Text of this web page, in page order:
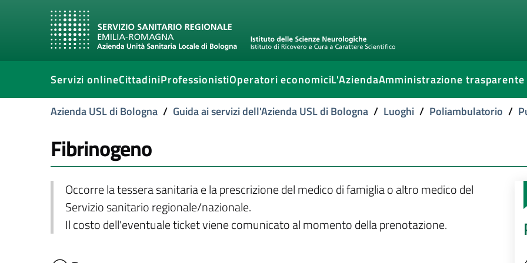
Servizi onlineCittadiniProfessionistiOperatori economiciL'AziendaAmministrazione trasparente
Azienda USL di Bologna / Guida ai servizi dell'Azienda USL di Bologna / Luoghi / Poliambulatorio /
Fibrinogeno
Occorre la tessera sanitaria e la prescrizione del medico di famiglia o altro medico del
Servizio sanitario regionale/nazionale.
Il costo dell'eventuale ticket viene comunicato al momento della prenotazione.